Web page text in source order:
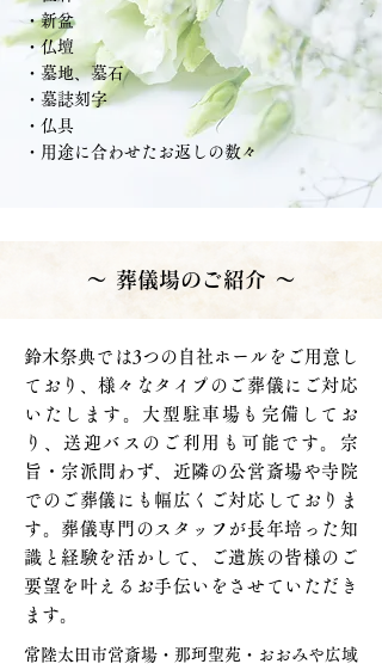
・新盆
・仏壇
・墓地、墓石
・墓誌刻字
・仏具
・用途に合わせたお返しの数々
～ 葬儀場のご紹介 ～
鈴木祭典では3つの自社ホールをご用意し
ており、様々なタイプのご葬儀にご対応
いたします。大型駐車場も完備してお
り、送迎バスのご利用も可能です。宗
旨・宗派問わず、近隣の公営斎場や寺院
でのご葬儀にも幅広くご対応しておりま
す。葬儀専門のスタッフが長年培った知
識と経験を活かして、ご遺族の皆様のご
要望を叶えるお手伝いをさせていただき
ます。
常陸太田市営斎場・那珂聖苑・おおみや広域